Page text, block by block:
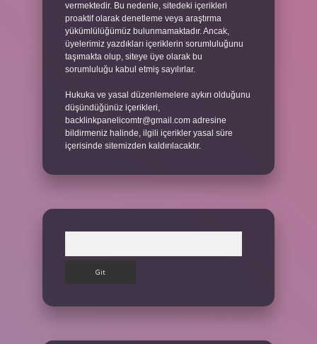
vermektedir. Bu nedenle, sitedeki içerikleri
proaktif olarak denetleme veya araştırma
yükümlülüğümüz bulunmamaktadır. Ancak,
üyelerimiz yazdıkları içeriklerin sorumluluğunu
taşımakta olup, siteye üye olarak bu
sorumluluğu kabul etmiş sayılırlar.
Hukuka ve yasal düzenlemelere aykırı olduğunu
düşündüğünüz içerikleri,
backlinkpanelicomtr@gmail.com adresine
bildirmeniz halinde, ilgili içerikler yasal süre
içerisinde sitemizden kaldırılacaktır.